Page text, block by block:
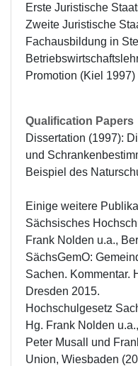
Erste Juristische
Zweite Juristische
Fachausbildung in
Promotion (Kiel 1997)
Qualification Papers
Dissertation (1997):
und
Beispiel des
Einige weitere
Sächsisches
Frank Nolden u.a.,
SächsGemO:
Sachen. Kommentar.
Dresden 2015.
Hochschulgesetz
Hg. Frank Nolden
Peter Musall und
Union, Wiesbaden